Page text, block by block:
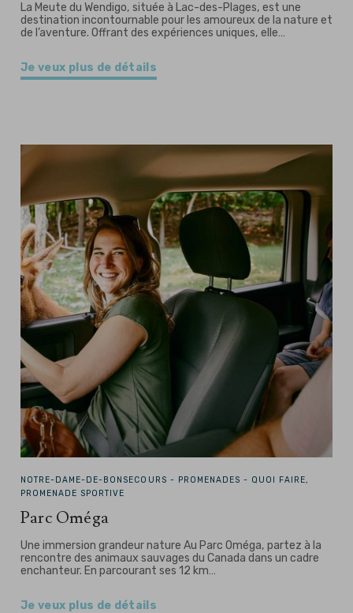
La Meute du Wendigo, située à Lac-des-Plages, est une
destination incontournable pour les amoureux de la nature et
de l’aventure. Offrant des expériences uniques, elle…
Je veux plus de détails
NOTRE-DAME-DE-BONSECOURS - PROMENADES - QUOI FAIRE,
PROMENADE SPORTIVE
Parc Oméga
Une immersion grandeur nature Au Parc Oméga, partez à la
rencontre des animaux sauvages du Canada dans un cadre
enchanteur. En parcourant ses 12 km…
Je veux plus de détails